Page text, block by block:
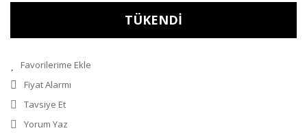
TÜKENDİ
Fiyat Alarmı
Tavsiye Et
Yorum Yaz